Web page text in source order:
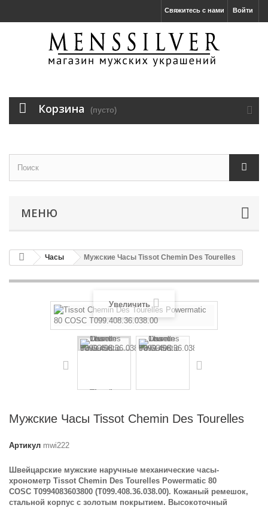
Войти
Свяжитесь с нами
Корзина (пусто)
МЕНЮ
Часы Мужские Часы Tissot Chemin Des Tourelles
Увеличить
Мужские Часы Tissot Chemin Des Tourelles
Артикул mwi222
Швейцарские мужские наручные механические часы-
хронометр Tissot Chemin Des Tourelles Powermatic 80
COSC T0994083603800 (T099.408.36.038.00). Кожаный ремешок,
стальной корпус с золотым покрытием. Высокоточный